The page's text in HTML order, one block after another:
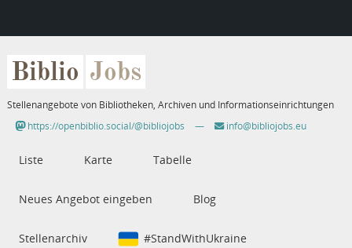
Biblio Jobs
Stellenangebote von Bibliotheken, Archiven und Informationseinrichtungen
https://openbiblio.social/@bibliojobs
— info@bibliojobs.eu
Liste Karte Tabelle
Neues Angebot eingeben Blog
Stellenarchiv #StandWithUkraine